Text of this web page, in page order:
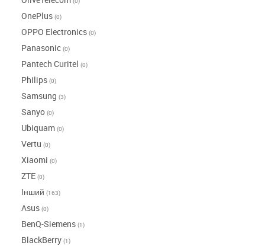
OnePlus (0)
OPPO Electronics (0)
Panasonic (0)
Pantech Curitel (0)
Philips (0)
Samsung (3)
Sanyo (0)
Ubiquam (0)
Vertu (0)
Xiaomi (0)
ZTE (0)
Інший (163)
Asus (0)
BenQ-Siemens (1)
BlackBerry (1)